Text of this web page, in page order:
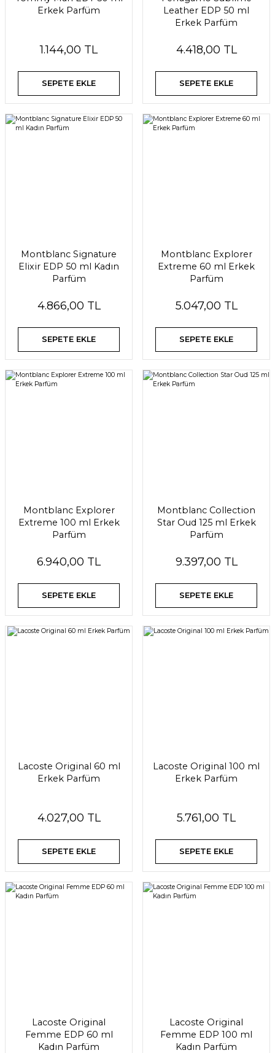
Erkek Parfüm
1.144,00 TL
SEPETE EKLE
Leather EDP 50 ml
Erkek Parfüm
4.418,00 TL
SEPETE EKLE
Montblanc Signature
Elixir EDP 50 ml Kadın
Parfüm
4.866,00 TL
SEPETE EKLE
Montblanc Explorer
Extreme 60 ml Erkek
Parfüm
5.047,00 TL
SEPETE EKLE
Montblanc Explorer
Extreme 100 ml Erkek
Parfüm
6.940,00 TL
SEPETE EKLE
Montblanc Collection
Star Oud 125 ml Erkek
Parfüm
9.397,00 TL
SEPETE EKLE
Lacoste Original 60 ml
Erkek Parfüm
4.027,00 TL
SEPETE EKLE
Lacoste Original 100 ml
Erkek Parfüm
5.761,00 TL
SEPETE EKLE
Lacoste Original
Femme EDP 60 ml
Kadın Parfüm
Lacoste Original
Femme EDP 100 ml
Kadın Parfüm